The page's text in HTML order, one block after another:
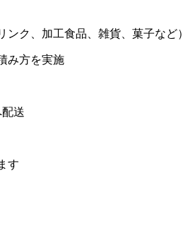
ンク、加工食品、雑貨、菓子など
み方を実施
送
す